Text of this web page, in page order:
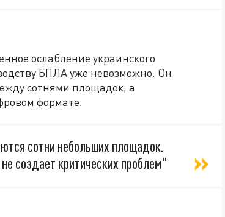
ослабление украинского
БПЛА уже невозможно. Он
сотнями площадок, а
формате.
сотни небольших площадок.
создает критических проблем"